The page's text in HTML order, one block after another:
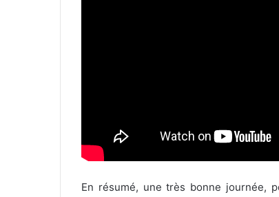
En résumé, une très bonne journée,